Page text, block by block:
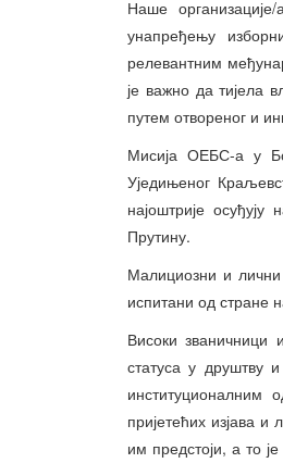
Наше
унапређењу
релевантним
је важно да тијела
путем отвореног и
Мисија ОЕБС-а у
Уједињеног
најоштрије
Прутину.
Малициозни и
испитани од стране
Високи званичници
статуса у друштву
институционалним
пријетећих изјава
им предстоји, а то